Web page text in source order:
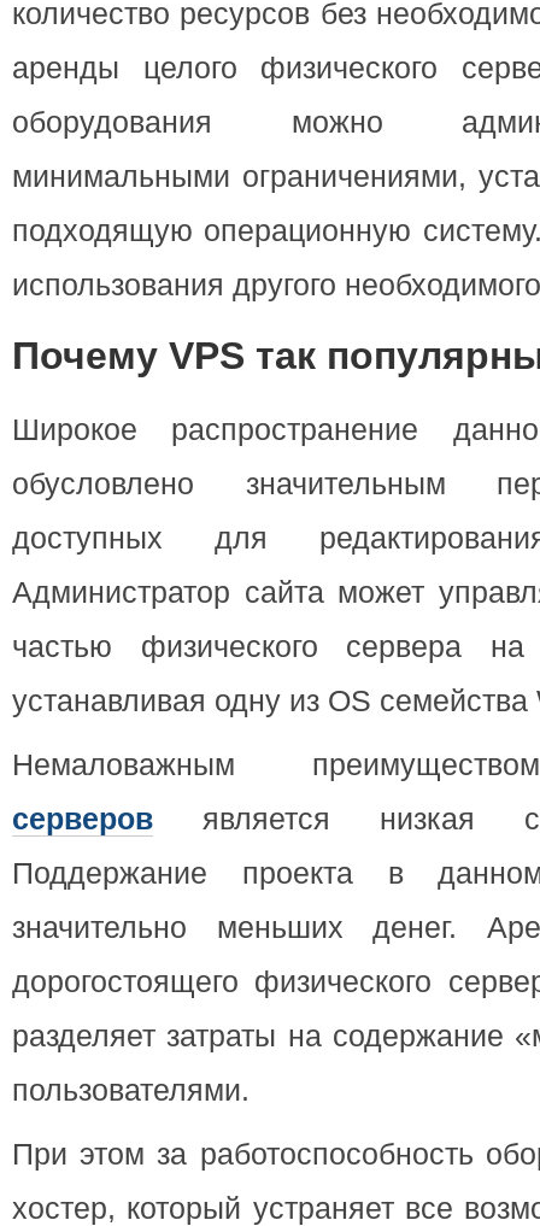
количество ресурсов без
аренды целого физического
оборудования можно
минимальными ограничениями,
подходящую операционную
использования другого
Почему VPS так
Широкое распространение
обусловлено значительным
доступных для
Администратор сайта может
частью физического сервера
устанавливая одну из OS
Немаловажным
серверов является низкая
Поддержание проекта в
значительно меньших денег.
дорогостоящего физического
разделяет затраты на содержание
пользователями.
При этом за работоспособность
хостер, который устраняет все